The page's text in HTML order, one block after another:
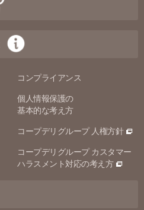
コンプライアンス
個人情報保護の
基本的な考え方
コープデリグループ 人権方針
コープデリグループ カスタマー
ハラスメント対応の考え方